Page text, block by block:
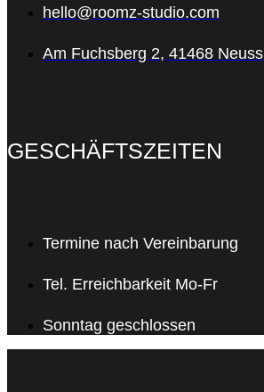
hello@roomz-studio.com
Am Fuchsberg 2, 41468 Neuss
GESCHÄFTSZEITEN
Termine nach Vereinbarung
Tel. Erreichbarkeit Mo-Fr
Sonntag geschlossen